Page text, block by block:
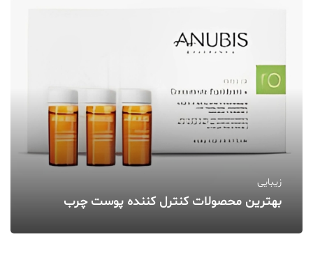
زیبایی
بهترین محصولات کنترل‌ کننده پوست چرب